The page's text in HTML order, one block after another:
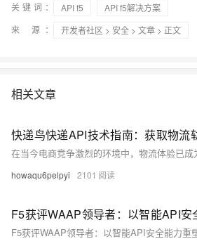
关键词：
API f5
API f5解决方案
来 源：
开发者社区 > 安全 > 文章 > 正文
相关文章
howaqu6pelpyi 2101
F5获评WAAP领导者：以智能API安全能力重